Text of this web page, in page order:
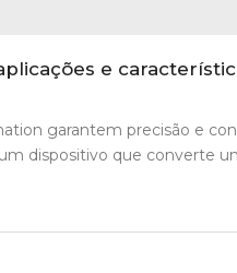
e
garantem precisão e
dispositivo que converte